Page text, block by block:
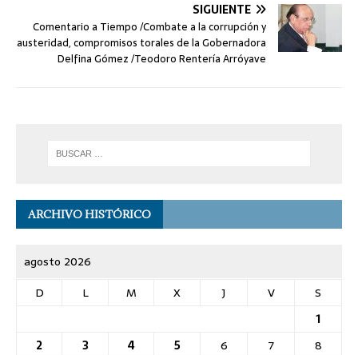
SIGUIENTE
Comentario a Tiempo /Combate a la corrupción y
austeridad, compromisos torales de la Gobernadora
Delfina Gómez /Teodoro Rentería Arróyave
ARCHIVO HISTÓRICO
agosto 2026
D
L M X J V
S
1
2
3 4 5 6 7
8